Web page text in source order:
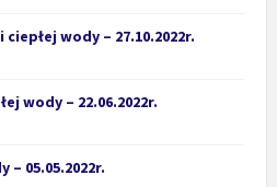
wody – 27.10.2022r.
wody – 22.06.2022r.
05.05.2022r.